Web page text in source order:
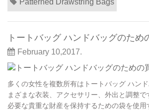
Patterned Drawstring Bags
トートバッグ ハンドバッグのため
February 10,2017.
多くの女性を複数所有はトートバッグ ハン
まざまな衣装、アクセサリー、外出と調整
必要な貴重な財産を保持するための袋を使用